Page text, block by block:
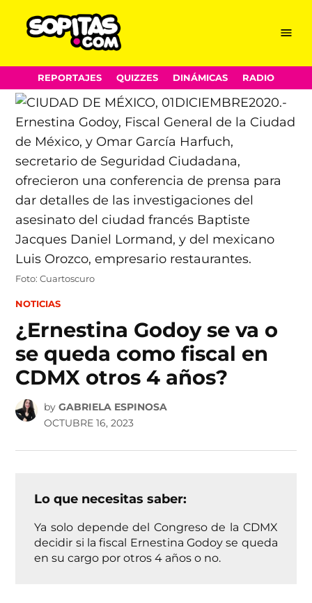
Skip
to
content
Menu
REPORTAJES QUIZZES DINÁMICAS RADIO
Foto: Cuartoscuro
POSTED
NOTICIAS
¿Ernestina Godoy se va o
se queda como fiscal en
CDMX otros 4 años?
by GABRIELA ESPINOSA
OCTUBRE 16, 2023
Lo que necesitas saber:
Ya solo depende del Congreso de la CDMX
decidir si la fiscal Ernestina Godoy se queda
en su cargo por otros 4 años o no.